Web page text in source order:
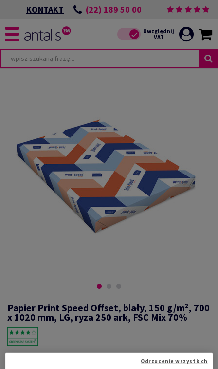
KONTAKT (22) 189 50 00
Papier Print Speed Offset, biały, 150 g/m², 700
x 1020 mm, LG, ryza 250 ark, FSC Mix 70%
Odrzucenie wszystkich